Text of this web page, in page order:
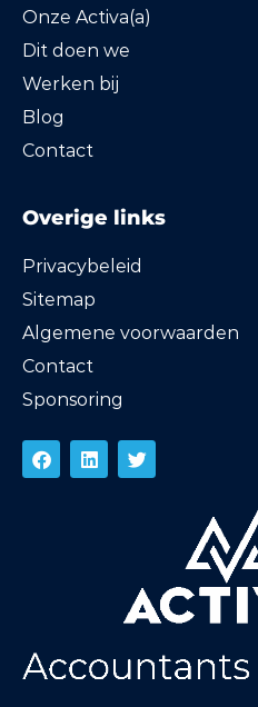
Onze Activa(a)
Dit doen we
Werken bij
Blog
Contact
Overige links
Privacybeleid
Sitemap
Algemene voorwaarden
Contact
Sponsoring